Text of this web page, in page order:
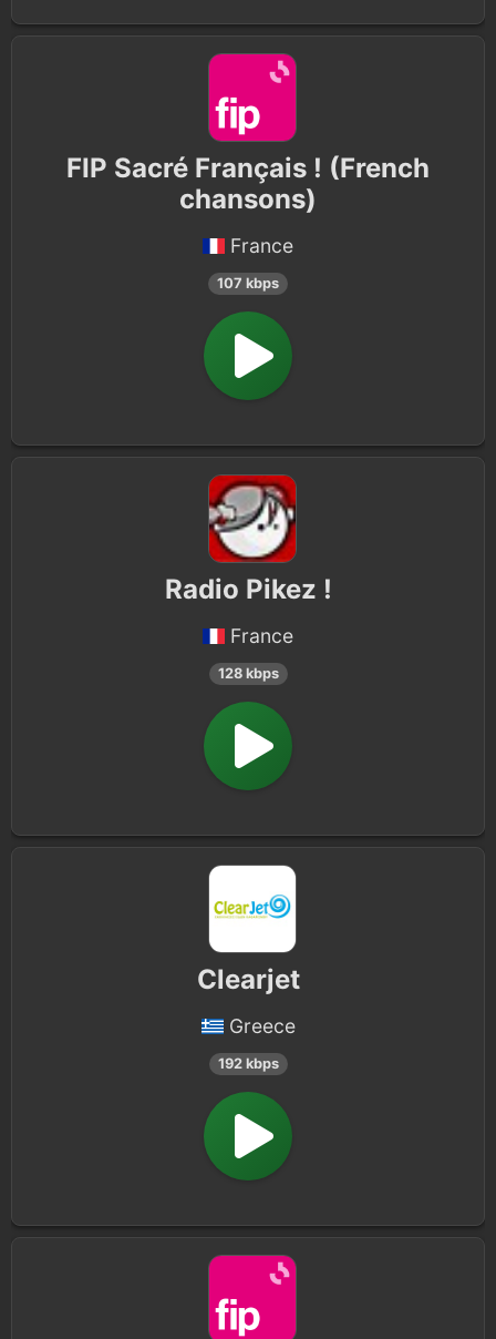
FIP Sacré Français ! (French
chansons)
France
107 kbps
Radio Pikez !
France
128 kbps
Clearjet
Greece
192 kbps